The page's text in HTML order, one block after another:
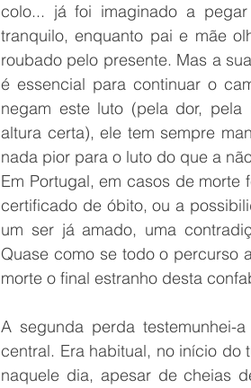
colo... já foi imaginado a
tranquilo, enquanto pai e mãe
roubado pelo presente. Mas a
é essencial para continuar o
negam este luto (pela dor,
altura certa), ele tem sempre
nada pior para o luto do que a
Em Portugal, em casos de
certificado de óbito, ou a
um ser já amado, uma
Quase como se todo o percurso
morte o final estranho desta
A segunda perda testemunhei-
central. Era habitual, no início do
naquele dia, apesar de cheias